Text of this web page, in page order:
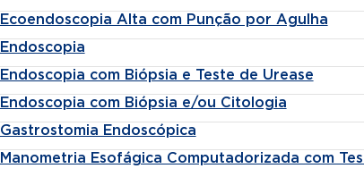
Ecoendoscopia Alta com Punção por Agulha
Endoscopia
Endoscopia com Biópsia e Teste de Urease
Endoscopia com Biópsia e/ou Citologia
Gastrostomia Endoscópica
Manometria Esofágica Computadorizada com